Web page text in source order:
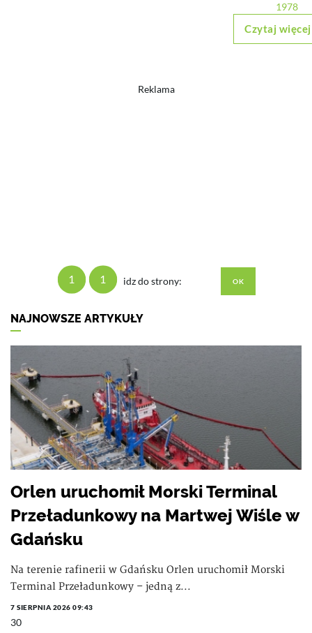
1978
Czytaj więcej
Reklama
1 1 idz do strony:
NAJNOWSZE ARTYKUŁY
Orlen uruchomił Morski Terminal
Przeładunkowy na Martwej Wiśle w
Gdańsku
Na terenie rafinerii w Gdańsku Orlen uruchomił Morski
Terminal Przeładunkowy – jedną z...
7 SIERPNIA 2026 09:43
30